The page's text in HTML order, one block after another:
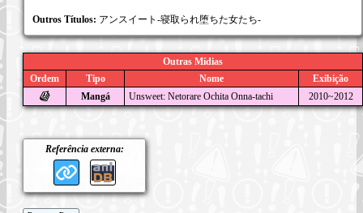
Outros Títulos: アンスイート-寝取られ堕ちた女たち-
Outras Mídias
Ordem
Tipo Nome
Exibição
Mangá
Unsweet: Netorare Ochita Onna-tachi 2010~2012
Referência externa: